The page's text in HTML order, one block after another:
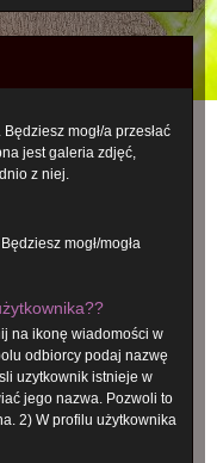
mogł/a przesłać
jest galeria zdjęć,
z niej.
mogł/mogła
na ikonę wiadomości w
odbiorcy podaj nazwę
uzytkownik istnieje w
jego nazwa. Pozwoli to
2) W profilu użytkownika